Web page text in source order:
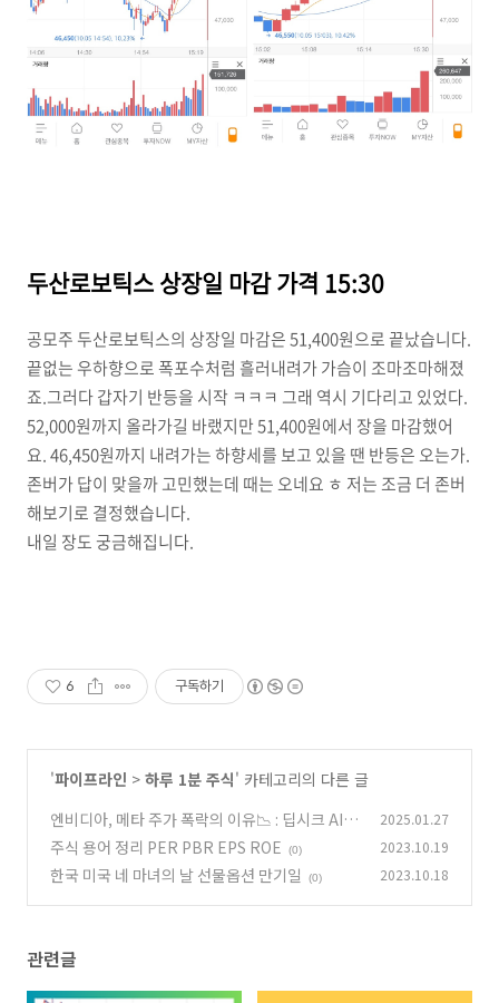
두산로보틱스상장일 마감 가격 15:30
공모주 두산로보틱스의 상장일 마감은 51,400원으로 끝났습니다.
끝없는 우하향으로 폭포수처럼 흘러내려가 가슴이 조마조마해졌
죠.그러다 갑자기 반등을 시작 ㅋㅋㅋ 그래 역시 기다리고 있었다.
52,000원까지 올라가길 바랬지만 51,400원에서 장을 마감했어
요. 46,450원까지 내려가는 하향세를 보고 있을 땐 반등은 오는가.
존버가 답이 맞을까 고민했는데 때는 오네요 ㅎ 저는 조금 더 존버
해보기로 결정했습니다.
내일 장도 궁금해집니다.
6 구독하기
'파이프라인 > 하루 1분 주식' 카테고리의 다른 글
엔비디아, 메타 주가 폭락의 이유📉 : 딥시크 AI
모델의 영향 (2)
2025.01.27
주식 용어 정리 PER PBR EPS ROE (0) 2023.10.19
한국 미국 네 마녀의 날 선물옵션 만기일 (0) 2023.10.18
관련글